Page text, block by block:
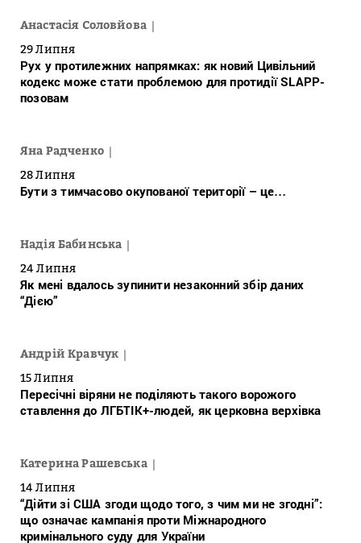
Анастасія Соловйова
29 Липня
Рух у протилежних напрямках: як новий Цивільний
кодекс може стати проблемою для протидії SLAPP-
позовам
Яна Радченко
28 Липня
Бути з тимчасово окупованої території – це…
Надія Бабинська
24 Липня
Як мені вдалось зупинити незаконний збір даних
“Дією”
Андрій Кравчук
15 Липня
Пересічні віряни не поділяють такого ворожого
ставлення до ЛГБТІК+-людей, як церковна верхівка
Катерина Рашевська
14 Липня
“Дійти зі США згоди щодо того, з чим ми не згодні”:
що означає кампанія проти Міжнародного
кримінального суду для України